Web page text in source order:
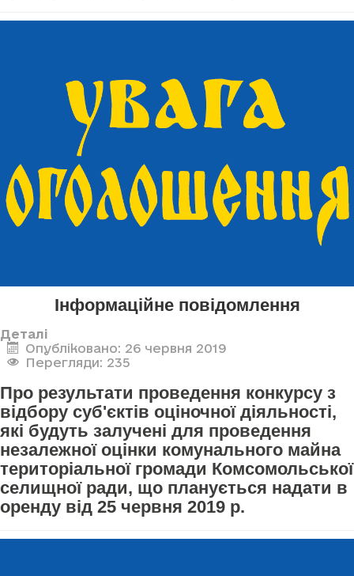
Інформаційне повідомлення
Деталі
Опубліковано: 26 червня 2019
Перегляди: 235
Про результати проведення конкурсу з
відбору суб'єктів оціночної діяльності,
які будуть залучені для проведення
незалежної оцінки комунального майна
територіальної громади Комсомольської
селищної ради, що планується надати в
оренду від 25 червня 2019 р.